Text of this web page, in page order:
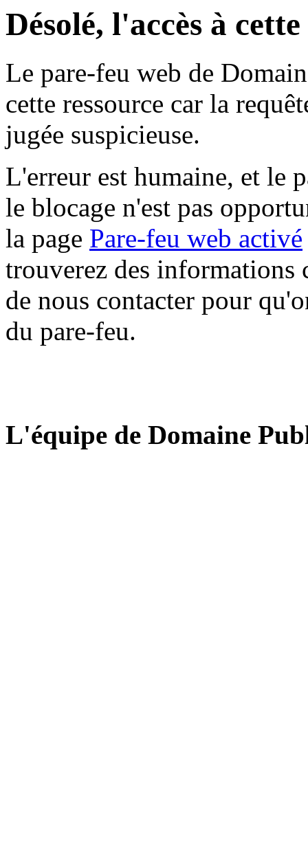
Désolé, l'accès à
Le pare-feu web de
cette ressource car la
jugée suspicieuse.
L'erreur est humaine, et le
le blocage n'est pas
la page Pare-feu web activé
trouverez des informations
de nous contacter pour
du pare-feu.
L'équipe de Domaine